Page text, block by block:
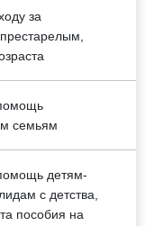
за
семьям
детям-
с детства,
пособия на